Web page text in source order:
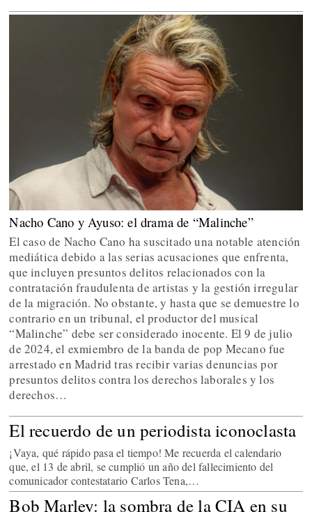
Nacho Cano y Ayuso: el drama de “Malinche”
El caso de Nacho Cano ha suscitado una notable atención
mediática debido a las serias acusaciones que enfrenta,
que incluyen presuntos delitos relacionados con la
contratación fraudulenta de artistas y la gestión irregular
de la migración. No obstante, y hasta que se demuestre lo
contrario en un tribunal, el productor del musical
“Malinche” debe ser considerado inocente. El 9 de julio
de 2024, el exmiembro de la banda de pop Mecano fue
arrestado en Madrid tras recibir varias denuncias por
presuntos delitos contra los derechos laborales y los
derechos…
El recuerdo de un periodista iconoclasta
¡Vaya, qué rápido pasa el tiempo! Me recuerda el calendario
que, el 13 de abril, se cumplió un año del fallecimiento del
comunicador contestatario Carlos Tena,…
Bob Marley: la sombra de la CIA en su